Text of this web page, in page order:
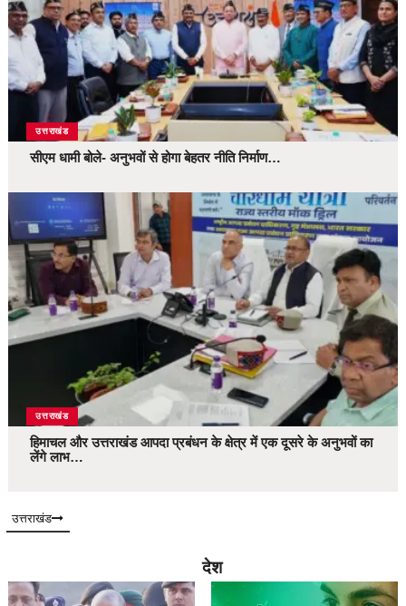
उत्तराखंड
सीएम धामी बोले- अनुभवों से होगा बेहतर नीति निर्माण…
उत्तराखंड
हिमाचल और उत्तराखंड आपदा प्रबंधन के क्षेत्र में एक दूसरे के अनुभवों का
लेंगे लाभ…
उत्तराखंड
देश